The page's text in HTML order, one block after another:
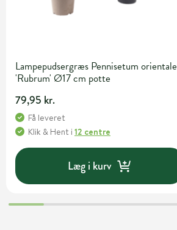
Lampepudsergræs Pennisetum orientale
'Rubrum' Ø17 cm potte
79,95 kr.
Få leveret
Klik & Hent i 12 centre
Læg i kurv